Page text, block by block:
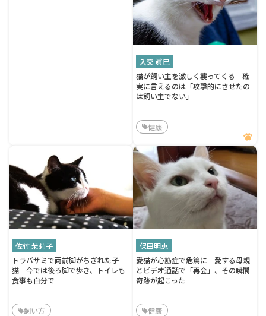
入交 眞巳
猫が飼い主を激しく襲ってくる 確
実に言えるのは「攻撃的にさせたの
は飼い主でない」
健康
佐竹 茉莉子
トラバサミで両前脚がちぎれた子
猫 今では後ろ脚で歩き、トイレも
食事も自分で
飼い方
保田明恵
愛猫が心筋症で危篤に 愛する母親
とビデオ通話で「再会」、その瞬間
奇跡が起こった
健康